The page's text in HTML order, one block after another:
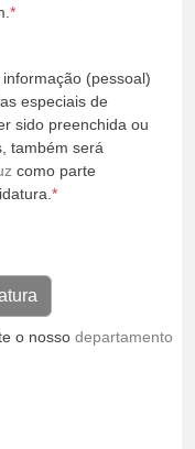
*
(pessoal)
especiais de
sido preenchida ou
também será
como parte
*
o nosso departamento